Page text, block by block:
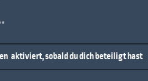
aktiviert, sobald du dich beteiligt hast